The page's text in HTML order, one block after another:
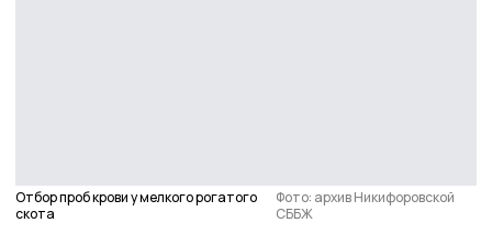
Отбор проб крови у мелкого рогатого
скота
Фото: архив Никифоровской
СББЖ